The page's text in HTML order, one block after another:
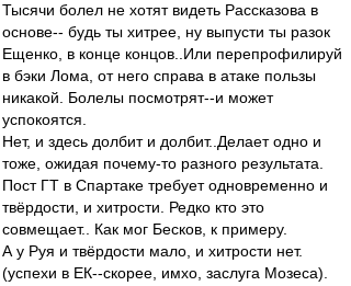
Тысячи болел не хотят видеть Рассказова в
основе-- будь ты хитрее, ну выпусти ты разок
Ещенко, в конце концов..Или перепрофилируй
в бэки Лома, от него справа в атаке пользы
никакой. Болелы посмотрят--и может
успокоятся.
Нет, и здесь долбит и долбит..Делает одно и
тоже, ожидая почему-то разного результата.
Пост ГТ в Спартаке требует одновременно и
твёрдости, и хитрости. Редко кто это
совмещает.. Как мог Бесков, к примеру.
А у Руя и твёрдости мало, и хитрости нет.
(успехи в ЕК--скорее, имхо, заслуга Мозеса).